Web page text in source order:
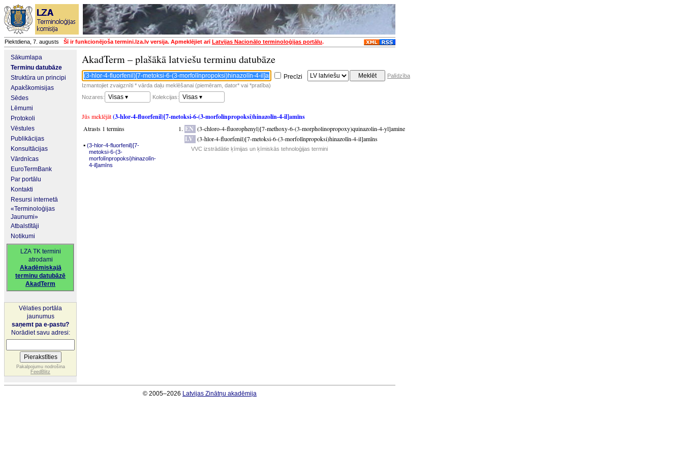
Piektdiena, 7. augusts Šī ir funkcionējoša termini.lza.lv versija. Apmeklējiet arīLatvijas Nacionālo terminoloģijas portālu.
Sākumlapa
Terminu datubāze
Struktūra un principi
Apakškomisijas
Sēdes
Lēmumi
Protokoli
Vēstules
Publikācijas
Konsultācijas
Vārdnīcas
EuroTermBank
Par portālu
Kontakti
Resursi internetā
«Terminoloģijas
Jaunumi»
Atbalstītāji
Notikumi
LZA TK termini
atrodami
Akadēmiskajā
terminu datubāzē
AkadTerm
Vēlaties portāla
jaunumus
saņemt pa e-pastu?
Norādiet savu adresi:
Pakalpojumu nodrošina
FeedBlitz
AkadTerm – plašākā latviešu terminu datubāze
Precīzi
Palīdzība
Izmantojiet zvaigznīti * vārda daļu meklēšanai (piemēram, dator* vai *pratība)
Nozares:
Visas ▾ Kolekcijas: Visas ▾
Jūs meklējāt(3-hlor-4-fluorfenil)[7-metoksi-6-(3-morfolīnpropoksi)hinazolīn-4-il]amīns
Atrasts 1 termins
▪ (3-hlor-4-fluorfenil)[7-
metoksi-6-(3-
morfolīnpropoksi)hinazolīn-
4-il]amīns
EN (3-chloro-4-fluorophenyl)[7-methoxy-6-(3-morpholinopropoxy)quinazolin-4-yl]amine
LV (3-hlor-4-fluorfenil)[7-metoksi-6-(3-morfolīnpropoksi)hinazolīn-4-il]amīns
VVC izstrādātie ķīmijas un ķīmiskās tehnoloģijas termini
© 2005–2026 Latvijas Zinātņu akadēmija